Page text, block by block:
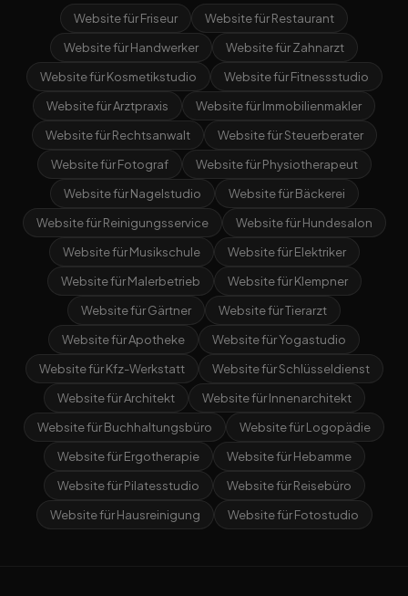
Website für Friseur
Website für Restaurant
Website für Handwerker
Website für Zahnarzt
Website für Kosmetikstudio
Website für Fitnessstudio
Website für Arztpraxis
Website für Immobilienmakler
Website für Rechtsanwalt
Website für Steuerberater
Website für Fotograf
Website für Physiotherapeut
Website für Nagelstudio
Website für Bäckerei
Website für Reinigungsservice
Website für Hundesalon
Website für Musikschule
Website für Elektriker
Website für Malerbetrieb
Website für Klempner
Website für Gärtner
Website für Tierarzt
Website für Apotheke
Website für Yogastudio
Website für Kfz-Werkstatt
Website für Schlüsseldienst
Website für Architekt
Website für Innenarchitekt
Website für Buchhaltungsbüro
Website für Logopädie
Website für Ergotherapie
Website für Hebamme
Website für Pilatesstudio
Website für Reisebüro
Website für Hausreinigung
Website für Fotostudio